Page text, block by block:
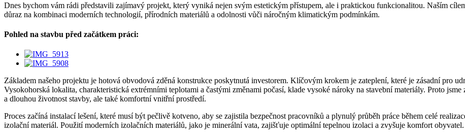
Dnes bychom vám rádi představili zajímavý projekt, který vyniká nejen svým estetickým přístupem, ale i praktickou funkcionalitou. Naším
důraz na kombinaci moderních technologií, přírodních materiálů a odolnosti vůči náročným klimatickým podmínkám.
Pohled na stavbu před začátkem práci:
Základem našeho projektu je hotová obvodová zděná konstrukce poskytnutá investorem. Klíčovým krokem je zateplení, které je zásadní pro
Vysokohorská lokalita, charakteristická extrémními teplotami a častými změnami počasí, klade vysoké nároky na stavební materiály. Proto
a dlouhou životnost stavby, ale také komfortní vnitřní prostředí.
Proces začíná instalací lešení, které musí být pečlivě kotveno, aby se zajistila bezpečnost pracovníků a plynulý průběh práce během celé
izolační materiál. Použití moderních izolačních materiálů, jako je minerální vata, zajišťuje optimální tepelnou izolaci a zvyšuje komfort obyvatel.